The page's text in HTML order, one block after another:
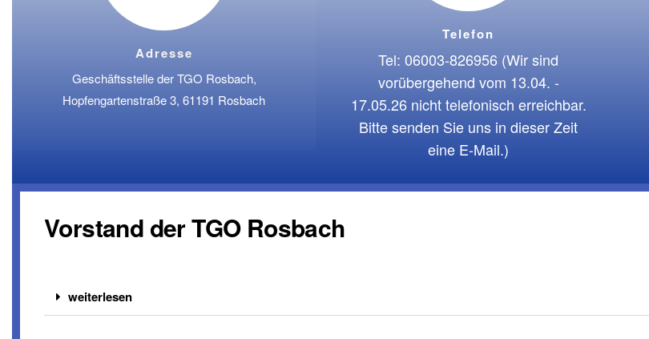
Adresse
Geschäftsstelle der TGO Rosbach,
Hopfengartenstraße 3, 61191 Rosbach
Telefon
Tel: 06003-826956 (Wir sind
vorübergehend vom 13.04. -
17.05.26 nicht telefonisch erreichbar.
Bitte senden Sie uns in dieser Zeit
eine E-Mail.)
Vorstand der TGO Rosbach
weiterlesen